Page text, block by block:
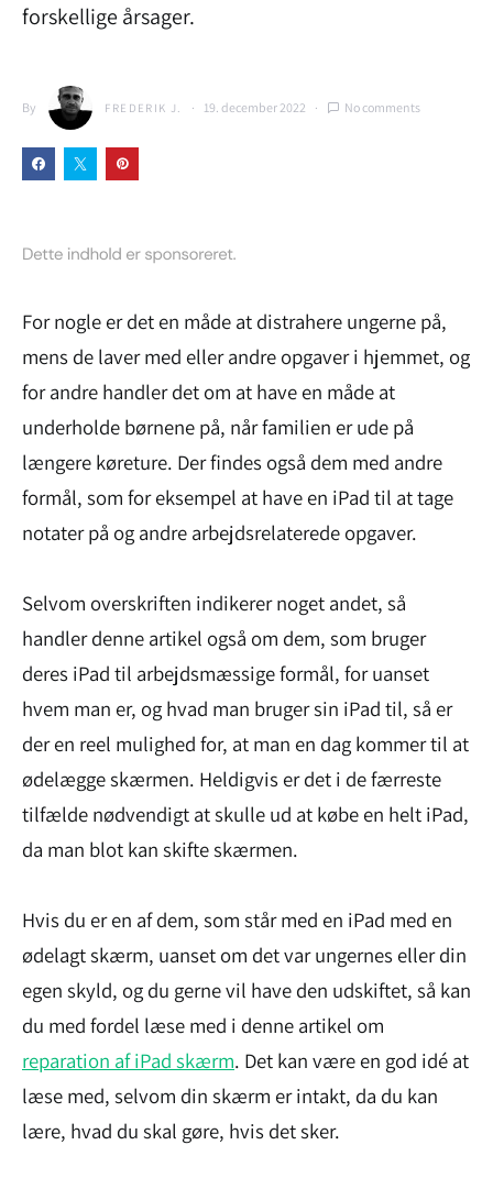
forskellige årsager.
By FREDERIK J. 19. december 2022 No comments
For nogle er det en måde at distrahere ungerne på,
mens de laver med eller andre opgaver i hjemmet, og
for andre handler det om at have en måde at
underholde børnene på, når familien er ude på
længere køreture. Der findes også dem med andre
formål, som for eksempel at have en iPad til at tage
notater på og andre arbejdsrelaterede opgaver.
Selvom overskriften indikerer noget andet, så
handler denne artikel også om dem, som bruger
deres iPad til arbejdsmæssige formål, for uanset
hvem man er, og hvad man bruger sin iPad til, så er
der en reel mulighed for, at man en dag kommer til at
ødelægge skærmen. Heldigvis er det i de færreste
tilfælde nødvendigt at skulle ud at købe en helt iPad,
da man blot kan skifte skærmen.
Hvis du er en af dem, som står med en iPad med en
ødelagt skærm, uanset om det var ungernes eller din
egen skyld, og du gerne vil have den udskiftet, så kan
du med fordel læse med i denne artikel om
reparation af iPad skærm. Det kan være en god idé at
læse med, selvom din skærm er intakt, da du kan
lære, hvad du skal gøre, hvis det sker.